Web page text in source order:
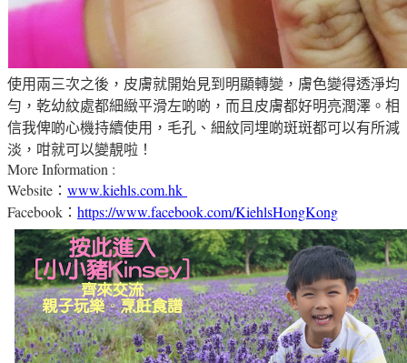
使用兩三次之後，皮膚就開始見到明顯轉變 ， 膚色變得透淨均
勻， 乾幼紋處都細緻平滑左啲啲，而且皮膚都好明亮潤澤 。 相
信我俾啲心機持續使用，毛孔 、 細紋同埋啲斑斑都可以有所減
淡，咁就可以變靚啦！
More Information :
Website： www.kiehls.com.hk
Facebook： https://www.facebook.com/KiehlsHongKong